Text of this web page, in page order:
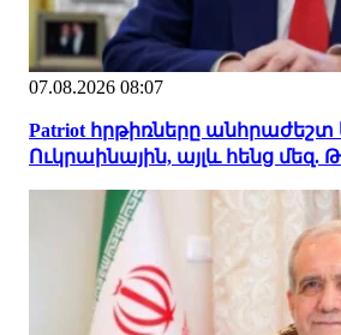
07.08.2026 08:07
Patriot հրթիռները անհրաժեշտ
Ուկրաինային, այլև հենց մեզ.